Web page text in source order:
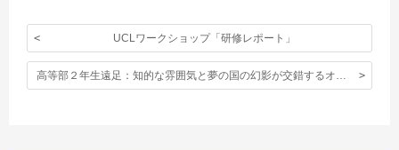
UCLワークショップ「研修レポート」